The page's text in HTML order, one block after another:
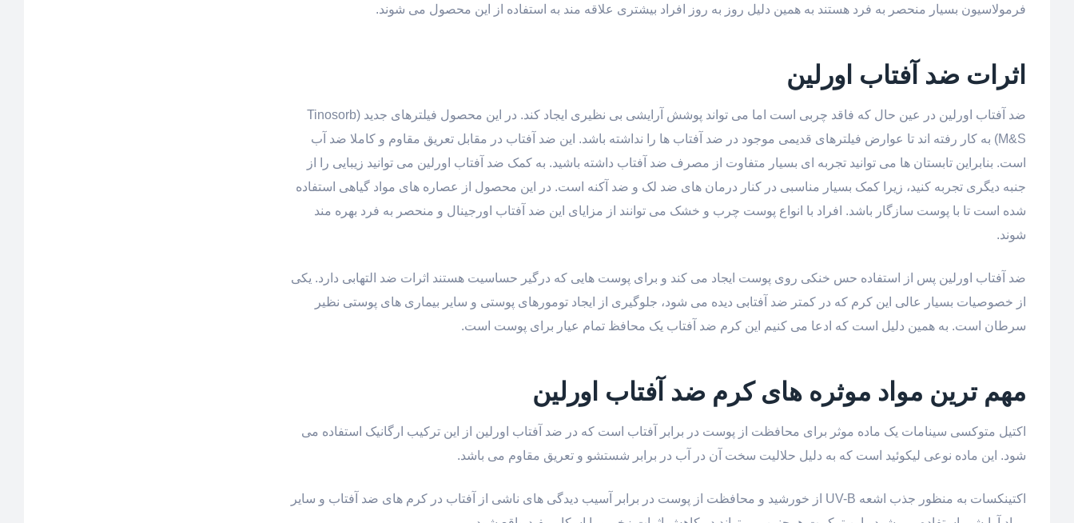
فرمولاسیون بسیار منحصر به فرد هستند به همین دلیل روز به روز افراد بیشتری علاقه مند به استفاده از این محصول می شوند.
اثرات ضد آفتاب اورلین
ضد آفتاب اورلین در عین حال که فاقد چربی است اما می تواند پوشش آرایشی بی نظیری ایجاد کند. در این محصول فیلترهای جدید (Tinosorb
M&S) به کار رفته اند تا عوارض فیلترهای قدیمی موجود در ضد آفتاب ها را نداشته باشد. این ضد آفتاب در مقابل تعریق مقاوم و کاملا ضد آب
است. بنابراین تابستان ها می توانید تجربه ای بسیار متفاوت از مصرف ضد آفتاب داشته باشید. به کمک ضد آفتاب اورلین می توانید زیبایی را از
جنبه دیگری تجربه کنید، زیرا کمک بسیار مناسبی در کنار درمان های ضد لک و ضد آکنه است. در این محصول از عصاره های مواد گیاهی استفاده
شده است تا با پوست سازگار باشد. افراد با انواع پوست چرب و خشک می توانند از مزایای این ضد آفتاب اورجینال و منحصر به فرد بهره مند
شوند.
ضد آفتاب اورلین پس از استفاده حس خنکی روی پوست ایجاد می کند و برای پوست هایی که درگیر حساسیت هستند اثرات ضد التهابی دارد. یکی
از خصوصیات بسیار عالی این کرم که در کمتر ضد آفتابی دیده می شود، جلوگیری از ایجاد تومورهای پوستی و سایر بیماری های پوستی نظیر
سرطان است. به همین دلیل است که ادعا می کنیم این کرم ضد آفتاب یک محافظ تمام عیار برای پوست است.
مهم ترین مواد موثره های کرم ضد آفتاب اورلین
اکتیل متوکسی سینامات یک ماده موثر برای محافظت از پوست در برابر آفتاب است که در ضد آفتاب اورلین از این ترکیب ارگانیک استفاده می
شود. این ماده نوعی لیکوئید است که به دلیل حلالیت سخت آن در آب در برابر شستشو و تعریق مقاوم می باشد.
اکتینکسات به منظور جذب اشعه UV-B از خورشید و محافظت از پوست در برابر آسیب دیدگی های ناشی از آفتاب در کرم های ضد آفتاب و سایر